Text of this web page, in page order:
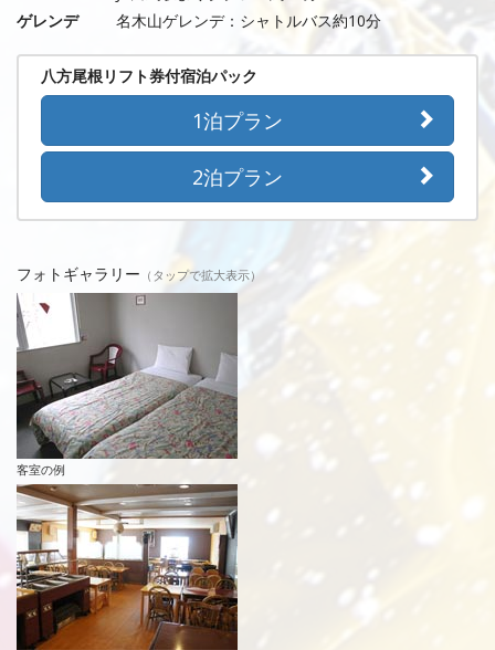
ゲレンデ
名木山ゲレンデ：シャトルバス約10分
八方尾根リフト券付宿泊パック
1泊プラン
2泊プラン
フォトギャラリー （ タップで拡大表示）
客室の例